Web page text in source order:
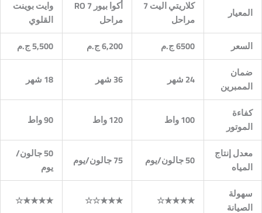
المعيار
كلاريتي اليت 7
مراحل
أكوا بيور RO 7
مراحل
وايت بوينت
القلوي
السعر
6500ج.م 6,200ج.م 5,500ج.م
ضمان
الممبرين
24شهر 36شهر 18شهر
كفاءة
الموتور
100واط 120واط 90واط
معدل إنتاج
المياه
50جالون/يوم 75جالون/يوم 50جالون/
يوم
سهولة
الصيانة
★★★★☆
★★★☆☆
★★★★☆